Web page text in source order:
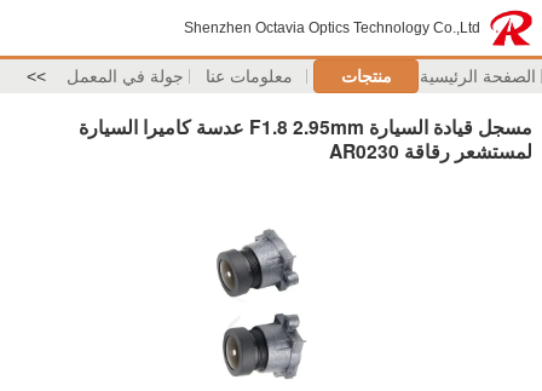
Shenzhen Octavia Optics Technology Co.,Ltd
الصفحة الرئيسية منتجات معلومات عنا جولة في المعمل >>
مسجل قيادة السيارة F1.8 2.95mm عدسة كاميرا السيارة
لمستشعر رقاقة AR0230